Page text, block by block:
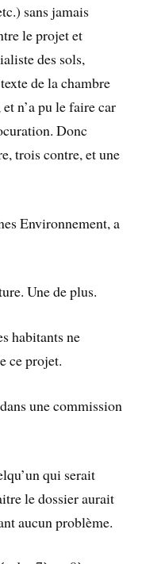
sans jamais
le projet et
des sols,
de la chambre
n’a pu le faire car
Donc
trois contre, et une
Environnement, a
Une de plus.
habitants ne
ce projet.
une commission
qui serait
le dossier aurait
aucun problème.